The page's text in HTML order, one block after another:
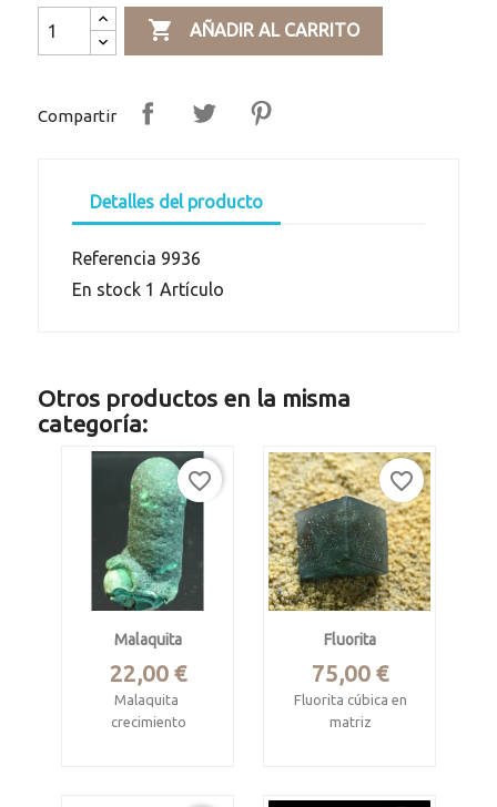
 AÑADIR AL CARRITO
Compartir
Detalles del producto
Referencia 9936
En stock 1 Artículo
Otros productos en la misma
categoría:
Malaquita
Precio
22,00 €
Malaquita
crecimiento
favorite_border
Fluorita
Precio
75,00 €
Fluorita cúbica en
matriz
favorite_border